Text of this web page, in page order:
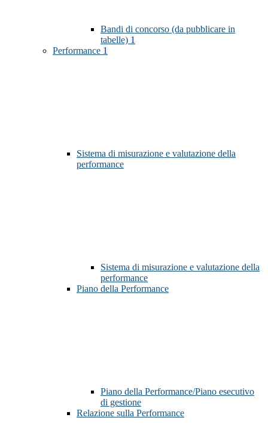
Bandi di concorso (da pubblicare in
tabelle) 1
Performance 1
Sistema di misurazione e valutazione della
performance
Sistema di misurazione e valutazione della
performance
Piano della Performance
Piano della Performance/Piano esecutivo
di gestione
Relazione sulla Performance